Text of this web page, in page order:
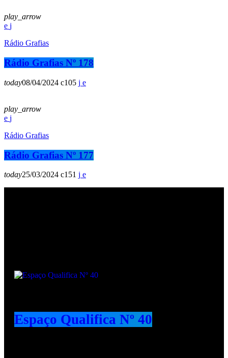
play_arrow
Rádio Grafias
Rádio Grafias Nº 178
today08/04/2024 105
play_arrow
Rádio Grafias
Rádio Grafias Nº 177
today25/03/2024 151
Espaço Qualifica Nº 40